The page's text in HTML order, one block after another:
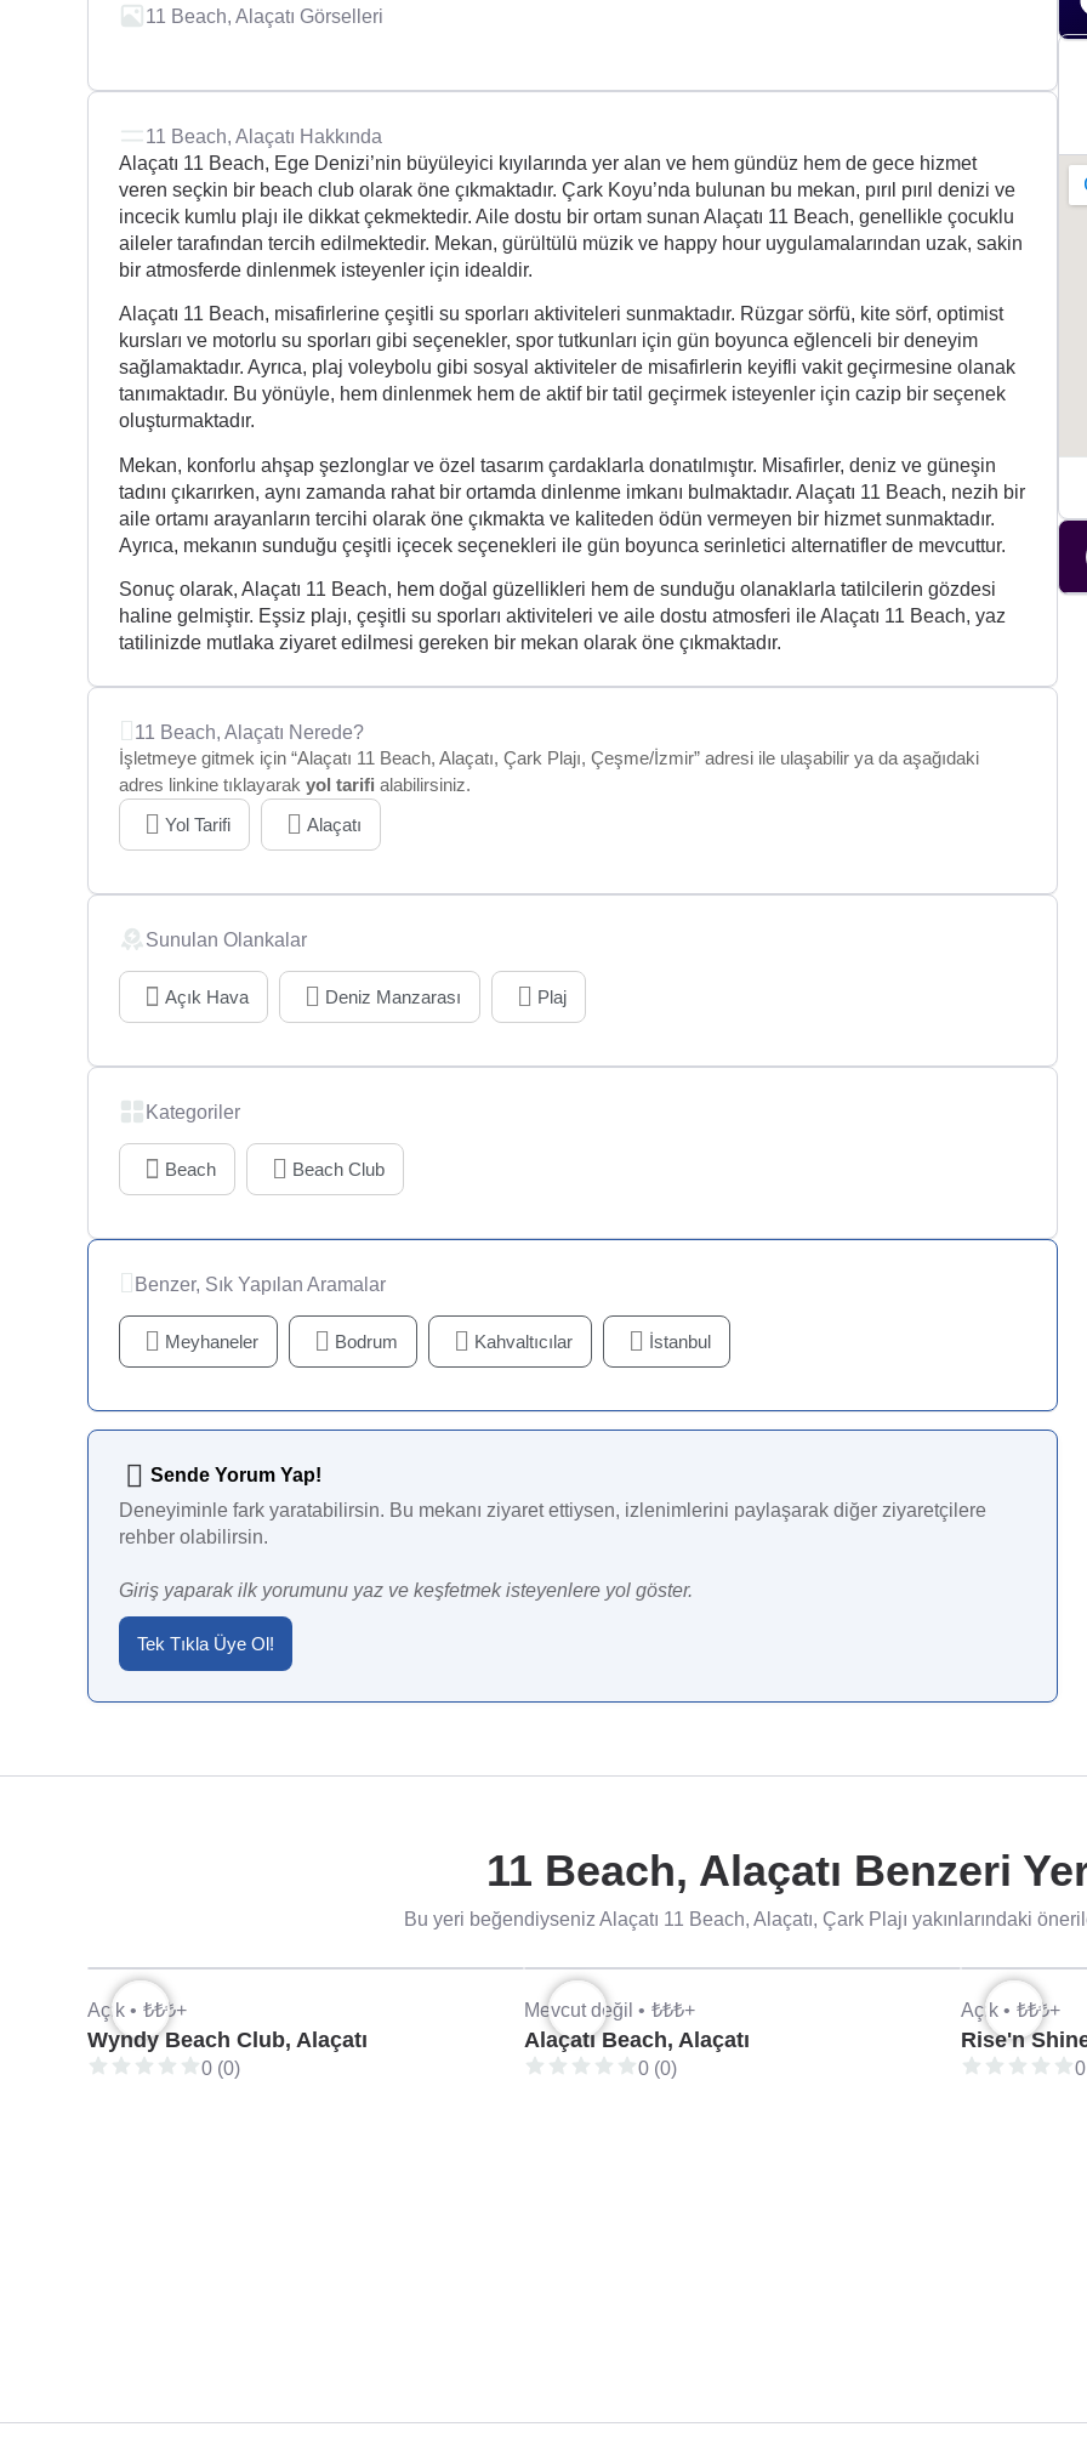
11 Beach, Alaçatı Görselleri
11 Beach, Alaçatı Hakkında
Alaçatı 11 Beach, Ege Denizi’nin büyüleyici kıyılarında yer alan ve hem gündüz hem de gece hizmet
veren seçkin bir beach club olarak öne çıkmaktadır. Çark Koyu’nda bulunan bu mekan, pırıl pırıl denizi ve
incecik kumlu plajı ile dikkat çekmektedir. Aile dostu bir ortam sunan Alaçatı 11 Beach, genellikle çocuklu
aileler tarafından tercih edilmektedir. Mekan, gürültülü müzik ve happy hour uygulamalarından uzak, sakin
bir atmosferde dinlenmek isteyenler için idealdir.
Alaçatı 11 Beach, misafirlerine çeşitli su sporları aktiviteleri sunmaktadır. Rüzgar sörfü, kite sörf, optimist
kursları ve motorlu su sporları gibi seçenekler, spor tutkunları için gün boyunca eğlenceli bir deneyim
sağlamaktadır. Ayrıca, plaj voleybolu gibi sosyal aktiviteler de misafirlerin keyifli vakit geçirmesine olanak
tanımaktadır. Bu yönüyle, hem dinlenmek hem de aktif bir tatil geçirmek isteyenler için cazip bir seçenek
oluşturmaktadır.
Mekan, konforlu ahşap şezlonglar ve özel tasarım çardaklarla donatılmıştır. Misafirler, deniz ve güneşin
tadını çıkarırken, aynı zamanda rahat bir ortamda dinlenme imkanı bulmaktadır. Alaçatı 11 Beach, nezih bir
aile ortamı arayanların tercihi olarak öne çıkmakta ve kaliteden ödün vermeyen bir hizmet sunmaktadır.
Ayrıca, mekanın sunduğu çeşitli içecek seçenekleri ile gün boyunca serinletici alternatifler de mevcuttur.
Sonuç olarak, Alaçatı 11 Beach, hem doğal güzellikleri hem de sunduğu olanaklarla tatilcilerin gözdesi
haline gelmiştir. Eşsiz plajı, çeşitli su sporları aktiviteleri ve aile dostu atmosferi ile Alaçatı 11 Beach, yaz
tatilinizde mutlaka ziyaret edilmesi gereken bir mekan olarak öne çıkmaktadır.
11 Beach, Alaçatı Nerede?
İşletmeye gitmek için “Alaçatı 11 Beach, Alaçatı, Çark Plajı, Çeşme/İzmir” adresi ile ulaşabilir ya da aşağıdaki
adres linkine tıklayarak yol tarifi alabilirsiniz.
Yol Tarifi
Alaçatı
Sunulan Olankalar
Açık Hava Deniz Manzarası Plaj
Kategoriler
Beach Beach Club
Benzer, Sık Yapılan Aramalar
Meyhaneler Bodrum Kahvaltıcılar İstanbul
Sende Yorum Yap!
Deneyiminle fark yaratabilirsin. Bu mekanı ziyaret ettiysen, izlenimlerini paylaşarak diğer ziyaretçilere
rehber olabilirsin.
Giriş yaparak ilk yorumunu yaz ve keşfetmek isteyenlere yol göster.
Tek Tıkla Üye Ol!
11 Beach, Alaçatı Benzeri
Bu yeri beğendiyseniz Alaçatı 11 Beach, Alaçatı, Çark Plajı yakınlarındaki
Açık • ₺₺₺+
Wyndy Beach Club, Alaçatı
0 (0)
Mevcut değil • ₺₺₺+
Alaçatı Beach, Alaçatı
0 (0)
Açık • ₺₺₺+
Rise'n